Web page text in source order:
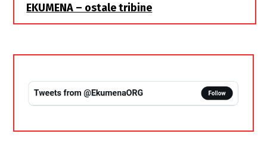
EKUMENA – ostale tribine